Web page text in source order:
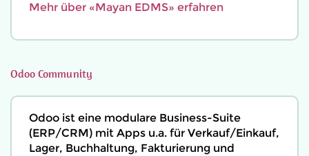
Mehr über «Mayan EDMS» erfahren
Odoo Community
Odoo ist eine modulare Business-Suite
(ERP/CRM) mit Apps u.a. für Verkauf/Einkauf,
Lager, Buchhaltung, Fakturierung und